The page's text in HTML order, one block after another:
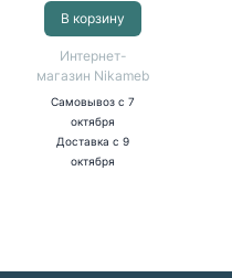
В корзину
Интернет-
магазин Nikameb
Самовывозс 7
октября
Доставка с 9
октября